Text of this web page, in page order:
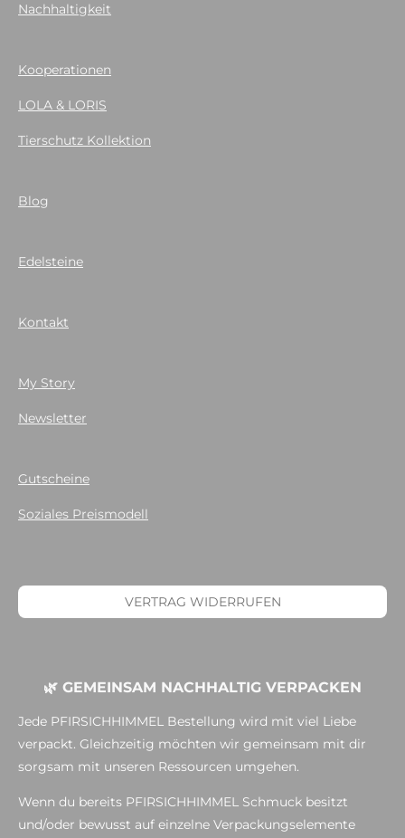
Nachhaltigkeit
Kooperationen
LOLA & LORIS
Tierschutz Kollektion
Blog
Edelsteine
Kontakt
My Story
Newsletter
Gutscheine
Soziales Preismodell
VERTRAG WIDERRUFEN
🌿 GEMEINSAM NACHHALTIG VERPACKEN
Jede PFIRSICHHIMMEL Bestellung wird mit viel Liebe
verpackt. Gleichzeitig möchten wir gemeinsam mit dir
sorgsam mit unseren Ressourcen umgehen.
Wenn du bereits PFIRSICHHIMMEL Schmuck besitzt
und/oder bewusst auf einzelne Verpackungselemente